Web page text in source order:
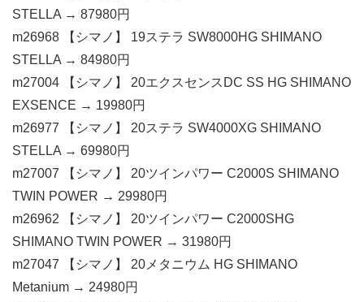
STELLA → 87980円
m26968 【シマノ】 19ステラ SW8000HG SHIMANO
STELLA → 84980円
m27004 【シマノ】 20エクスセンスDC SS HG SHIMANO
EXSENCE → 19980円
m26977 【シマノ】 20ステラ SW4000XG SHIMANO
STELLA → 69980円
m27007 【シマノ】 20ツインパワー C2000S SHIMANO
TWIN POWER → 29980円
m26962 【シマノ】 20ツインパワー C2000SHG
SHIMANO TWIN POWER → 31980円
m27047 【シマノ】 20メタニウム HG SHIMANO
Metanium → 24980円